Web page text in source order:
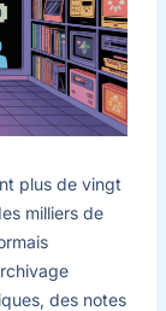
plus de vingt
milliers de
des notes